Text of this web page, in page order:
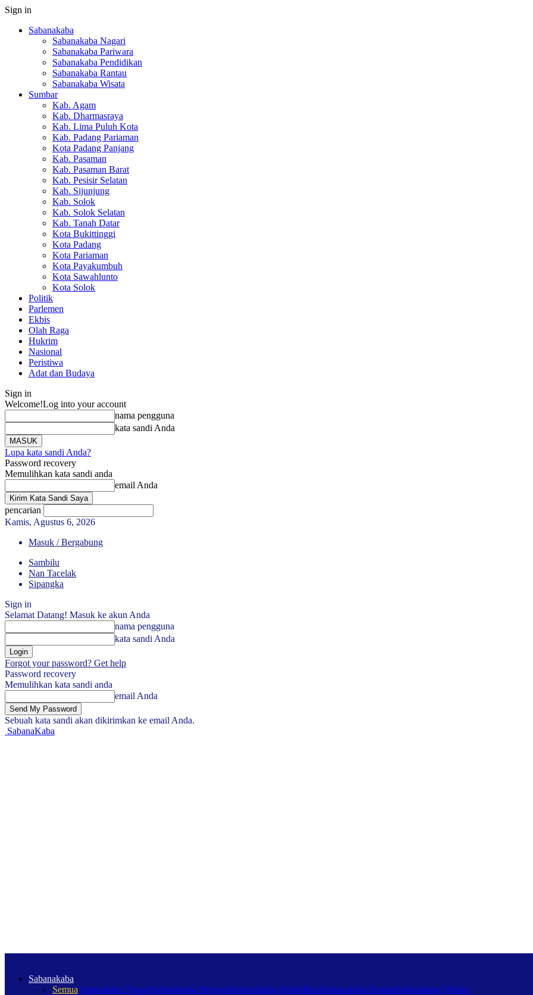
Sign in
Sabanakaba
Sabanakaba Nagari
Sabanakaba Pariwara
Sabanakaba Pendidikan
Sabanakaba Rantau
Sabanakaba Wisata
Sumbar
Kab. Agam
Kab. Dharmasraya
Kab. Lima Puluh Kota
Kab. Padang Pariaman
Kota Padang Panjang
Kab. Pasaman
Kab. Pasaman Barat
Kab. Pesisir Selatan
Kab. Sijunjung
Kab. Solok
Kab. Solok Selatan
Kab. Tanah Datar
Kota Bukittinggi
Kota Padang
Kota Pariaman
Kota Payakumbuh
Kota Sawahlunto
Kota Solok
Politik
Parlemen
Ekbis
Olah Raga
Hukrim
Nasional
Peristiwa
Adat dan Budaya
Sign in
Welcome!Log into your account
nama pengguna
kata sandi Anda
Lupa kata sandi Anda?
Password recovery
Memulihkan kata sandi anda
email Anda
pencarian
Kamis, Agustus 6, 2026
Masuk / Bergabung
Sambilu
Nan Tacelak
Sipangka
Sign in
Selamat Datang! Masuk ke akun Anda
nama pengguna
kata sandi Anda
Forgot your password? Get help
Password recovery
Memulihkan kata sandi anda
email Anda
Sebuah kata sandi akan dikirimkan ke email Anda.
SabanaKaba
Sabanakaba
SemuaSabanakaba NagariSabanakaba PariwaraSabanakaba PendidikanSabanakaba RantauSabanakaba Wisata